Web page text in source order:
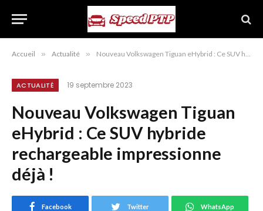
Accueil » Actualité » Nouveau Volkswagen Tiguan eHybrid : Ce SUV hybride rechargeable impressionne déjà !
ACTUALITÉ 19 septembre 2023
Nouveau Volkswagen Tiguan
eHybrid : Ce SUV hybride
rechargeable impressionne
déjà !
Facebook Twitter WhatsApp